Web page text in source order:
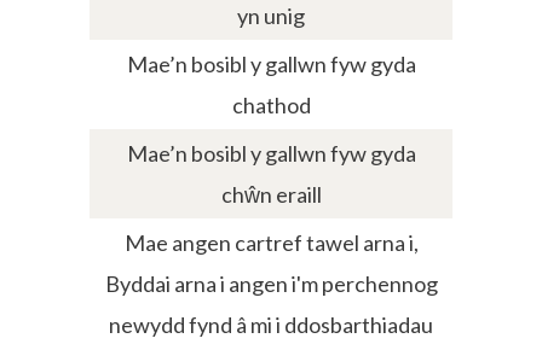
yn unig
Mae’n bosibl y gallwn fyw gyda
chathod
Mae’n bosibl y gallwn fyw gyda
chŵn eraill
Mae angen cartref tawel arna i,
Byddai arna i angen i'm perchennog
newydd fynd â mi i ddosbarthiadau